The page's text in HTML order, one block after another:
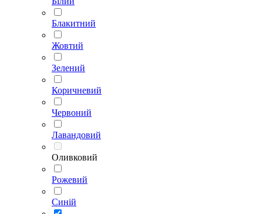
Блакитний
Жовтий
Зелений
Коричневий
Червоний
Лавандовий
Оливковий
Рожевий
Синій